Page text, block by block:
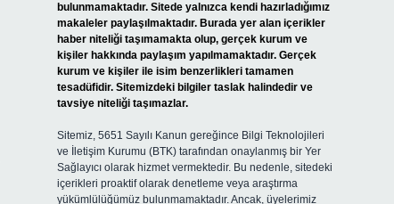
bulunmamaktadır. Sitede yalnızca kendi hazırladığımız
makaleler paylaşılmaktadır. Burada yer alan içerikler
haber niteliği taşımamakta olup, gerçek kurum ve
kişiler hakkında paylaşım yapılmamaktadır. Gerçek
kurum ve kişiler ile isim benzerlikleri tamamen
tesadüfidir. Sitemizdeki bilgiler taslak halindedir ve
tavsiye niteliği taşımazlar.
Sitemiz, 5651 Sayılı Kanun gereğince Bilgi Teknolojileri
ve İletişim Kurumu (BTK) tarafından onaylanmış bir Yer
Sağlayıcı olarak hizmet vermektedir. Bu nedenle, sitedeki
içerikleri proaktif olarak denetleme veya araştırma
yükümlülüğümüz bulunmamaktadır. Ancak, üyelerimiz